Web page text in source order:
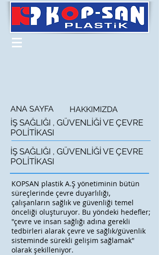
ANA SAYFA HAKKIMIZDA
İŞ SAĞLIĞI , GÜVENLİĞİ VE ÇEVRE
POLİTİKASI
İŞ SAĞLIĞI , GÜVENLİĞİ VE ÇEVRE
POLİTİKASI
KOPSAN plastik A.Ş yönetiminin bütün
süreçlerinde çevre duyarlılığı,
çalışanların sağlık ve güvenliği temel
önceliği oluşturuyor. Bu yöndeki hedefler;
"çevre ve insan sağlığı adına gerekli
tedbirleri alarak çevre ve sağlık/güvenlik
sisteminde sürekli gelişim sağlamak"
olarak şekilleniyor.